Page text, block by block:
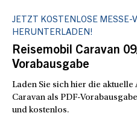
JETZT KOSTENLOSE MESSE-
HERUNTERLADEN!
Reisemobil Caravan
Vorabausgabe
Laden Sie sich hier die
Caravan als PDF-
und kostenlos.